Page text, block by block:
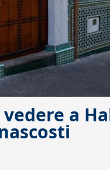
vedere a